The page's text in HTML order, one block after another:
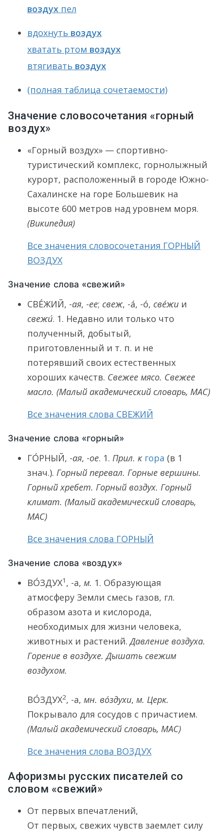
воздух пел
вдохнуть воздух
хватать ртом воздух
втягивать воздух
(полная таблица сочетаемости)
Значение словосочетания «горный
воздух»
«Горный воздух» — спортивно-
туристический комплекс, горнолыжный
курорт, расположенный в городе Южно-
Сахалинске на горе Большевик на
высоте 600 метров над уровнем моря.
(Википедия)
Все значения словосочетания ГОРНЫЙ
ВОЗДУХ
Значение слова «свежий»
СВЕ́ЖИЙ, -ая, -ее; свеж, -а́, -о́, све́жи и
свежи́. 1. Недавно или только что
полученный, добытый,
приготовленный и т. п. и не
потерявший своих естественных
хороших качеств. Свежее мясо. Свежее
масло. (Малый академический словарь, МАС)
Все значения слова СВЕЖИЙ
Значение слова «горный»
ГО́РНЫЙ, -ая, -ое. 1. Прил. к гора (в 1
знач.). Горный перевал. Горные вершины.
Горный хребет. Горный воздух. Горный
климат. (Малый академический словарь,
МАС)
Все значения слова ГОРНЫЙ
Значение слова «воздух»
ВО́ЗДУХ1 , -а, м. 1. Образующая
атмосферу Земли смесь газов, гл.
образом азота и кислорода,
необходимых для жизни человека,
животных и растений.Давление воздуха.
Горение в воздухе. Дышать свежим
воздухом.
ВО́ЗДУХ2, -а, мн. во́здухи, м. Церк.
Покрывало для сосудов с причастием.
(Малый академический словарь, МАС)
Все значения слова ВОЗДУХ
Афоризмы русских писателей со
словом «свежий»
От первых впечатлений,
От первых, свежих чувств заемлет силу